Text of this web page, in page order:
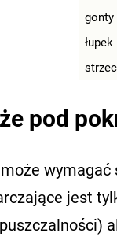
gonty
łupek
pod
wymagać
jest